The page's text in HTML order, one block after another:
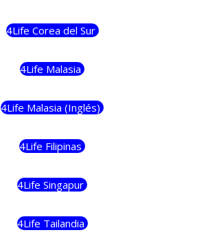
4Life Corea del Sur
4Life Malasia
4Life Malasia (Inglés)
4Life Filipinas
4Life Singapur
4Life Tailandia